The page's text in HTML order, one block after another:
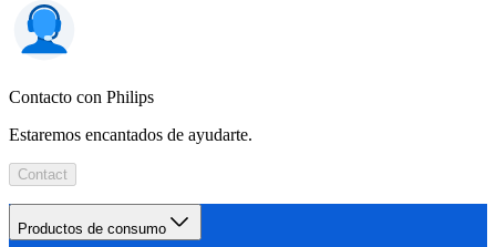
Contacto con Philips
Estaremos encantados de ayudarte.
Contact
Productos de consumo